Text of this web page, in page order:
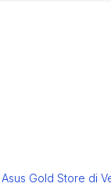
Asus Gold Store di